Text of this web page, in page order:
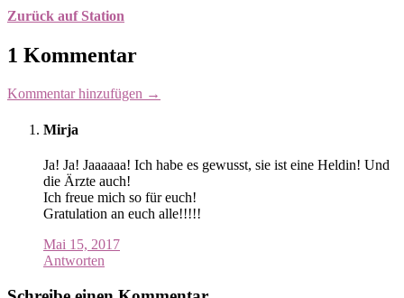
Zurück auf Station
1 Kommentar
Kommentar hinzufügen →
Mirja
Ja! Ja! Jaaaaaa! Ich habe es gewusst, sie ist eine Heldin! Und
die Ärzte auch!
Ich freue mich so für euch!
Gratulation an euch alle!!!!!
Mai 15, 2017
Antworten